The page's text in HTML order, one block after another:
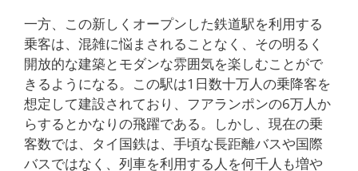
一方、この新しくオープンした鉄道駅を利用する
乗客は、混雑に悩まされることなく、その明るく
開放的な建築とモダンな雰囲気を楽しむことがで
きるようになる。この駅は1日数十万人の乗降客を
想定して建設されており、フアランポンの6万人か
らするとかなりの飛躍である。しかし、現在の乗
客数では、タイ国鉄は、手頃な長距離バスや国際
バスではなく、列車を利用する人を何千人も増や